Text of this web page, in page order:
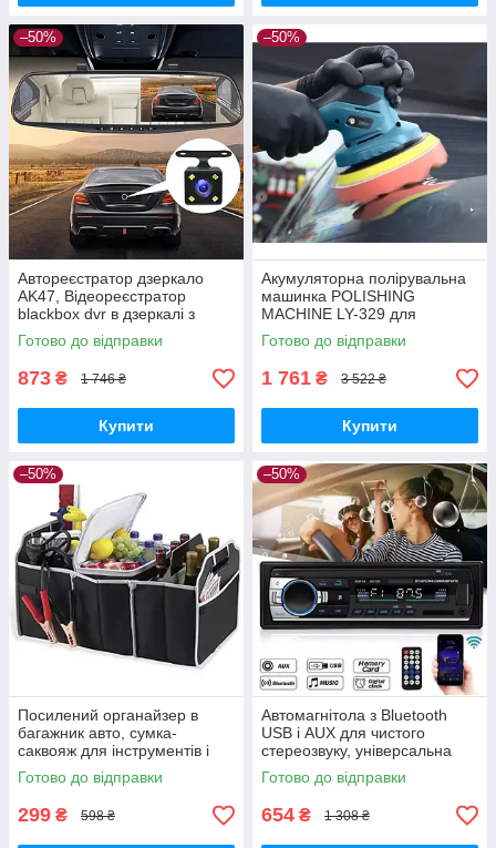
–50%
Автореєстратор дзеркало
AK47, Відеореєстратор
blackbox dvr в дзеркалі з
камерою заднього виду для
паркування, Дзеркало
реєстратор
Готово до відправки
873 ₴ 1 746 ₴
Купити
–50%
Акумуляторна полірувальна
машинка POLISHING
MACHINE LY-329 для
автомобіля та інших
поверхонь на 2 акумулятори
Готово до відправки
1 761 ₴ 3 522 ₴
Купити
–50%
Посилений органайзер в
багажник авто, сумка-
саквояж для інструментів і
речей, чорний кейс для
автомобіля.
Готово до відправки
299 ₴ 598 ₴
–50%
Автомагнітола з Bluetooth
USB і AUX для чистого
стереозвуку, універсальна
1DIN магнітола з FM і MP3-
плеєром
Готово до відправки
654 ₴ 1 308 ₴